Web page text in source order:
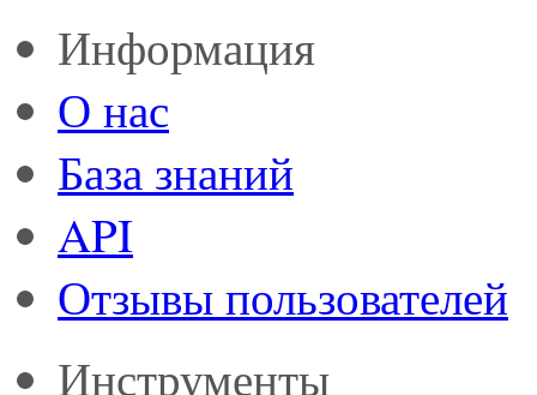
Информация
О нас
База знаний
API
Отзывы пользователей
Инструменты